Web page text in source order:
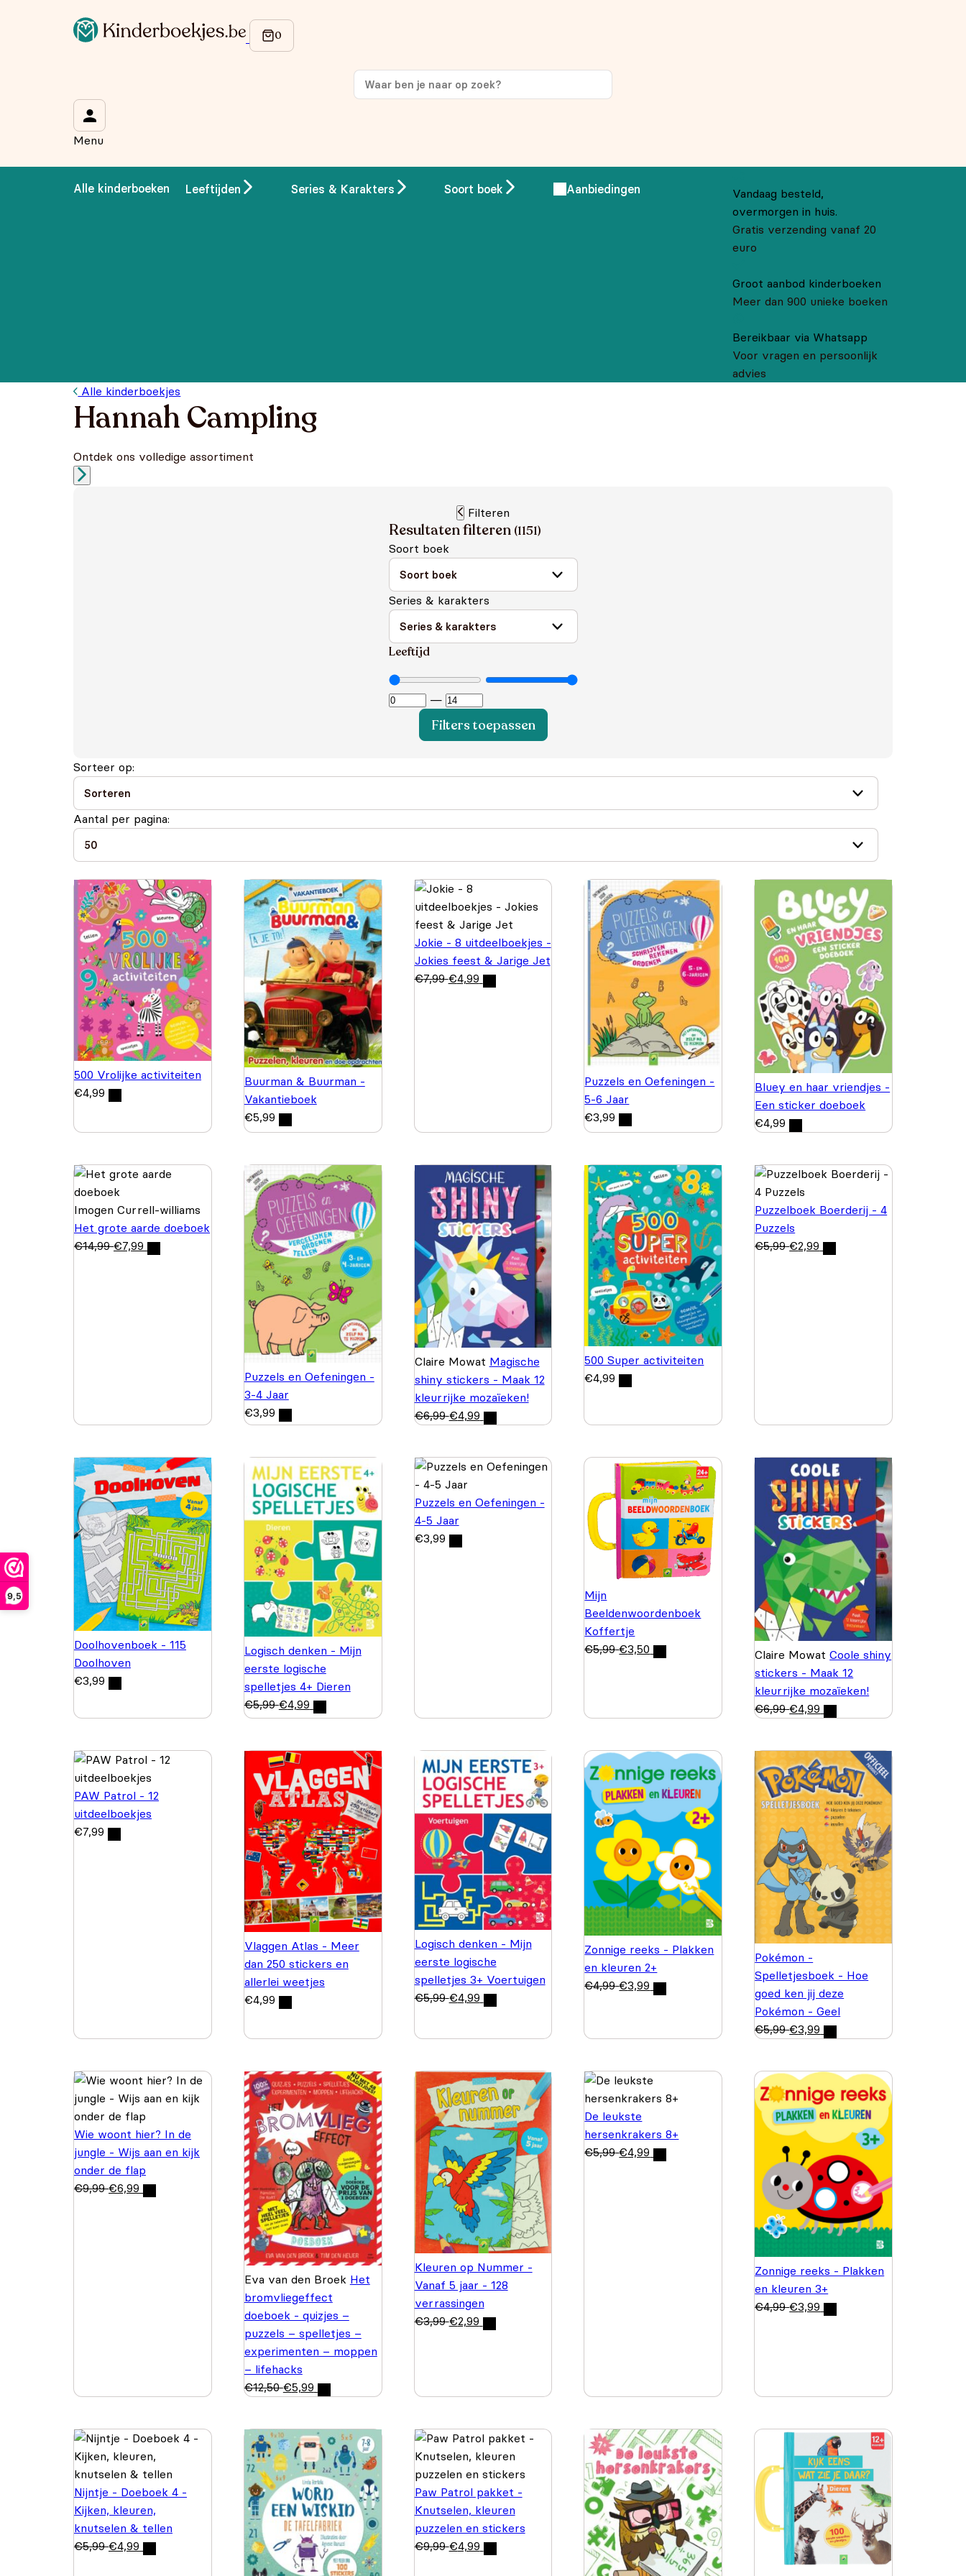
9,5
Menu
Alle kinderboeken Leeftijden Series & Karakters Soort boek Aanbiedingen
Vandaag besteld,
overmorgen in huis.
Gratis verzending vanaf 20
euro
Groot aanbod kinderboeken
Meer dan 900 unieke boeken
Bereikbaar via Whatsapp
Voor vragen en persoonlijk
advies
Alle kinderboekjes
Hannah Campling
Ontdek ons volledige assortiment
Filteren
Resultaten filteren (1151)
Soort boek
Series & karakters
Leeftijd
—
Filters toepassen
Sorteer op:
Aantal per pagina:
500 Vrolijke activiteiten
€4,99
Buurman & Buurman -
Vakantieboek
€5,99
Jokie - 8 uitdeelboekjes -
Jokies feest & Jarige Jet
€7,99 €4,99
Puzzels en Oefeningen -
5-6 Jaar
€3,99
Bluey en haar vriendjes -
Een sticker doeboek
€4,99
Imogen Currell-williams
Het grote aarde doeboek
€14,99 €7,99
Puzzels en Oefeningen -
3-4 Jaar
€3,99
Claire Mowat Magische
shiny stickers - Maak 12
kleurrijke mozaïeken!
€6,99 €4,99
500 Super activiteiten
€4,99
Puzzelboek Boerderij - 4
Puzzels
€5,99 €2,99
Doolhovenboek - 115
Doolhoven
€3,99
Logisch denken - Mijn
eerste logische
spelletjes 4+ Dieren
€5,99 €4,99
Puzzels en Oefeningen -
4-5 Jaar
€3,99
Mijn
Beeldenwoordenboek
Koffertje
€5,99 €3,50 Claire MowatCoole shiny
stickers - Maak 12
kleurrijke mozaïeken!
€6,99 €4,99
PAW Patrol - 12
uitdeelboekjes
€7,99
Vlaggen Atlas - Meer
dan 250 stickers en
allerlei weetjes
€4,99
Logisch denken - Mijn
eerste logische
spelletjes 3+ Voertuigen
€5,99 €4,99
Zonnige reeks - Plakken
en kleuren 2+
€4,99 €3,99
Pokémon -
Spelletjesboek - Hoe
goed ken jij deze
Pokémon - Geel
€5,99 €3,99
Wie woont hier? In de
jungle - Wijs aan en kijk
onder de flap
€9,99 €6,99
Eva van den Broek Het
bromvliegeffect
doeboek - quizjes –
puzzels – spelletjes –
experimenten – moppen
– lifehacks
€12,50 €5,99
Kleuren op Nummer -
Vanaf 5 jaar - 128
verrassingen
€3,99 €2,99
De leukste
hersenkrakers 8+
€5,99 €4,99
Zonnige reeks - Plakken
en kleuren 3+
€4,99 €3,99
Nijntje - Doeboek 4 -
Kijken, kleuren,
knutselen & tellen
€5,99 €4,99
Paw Patrol pakket -
Knutselen, kleuren
puzzelen en stickers
€9,99 €4,99